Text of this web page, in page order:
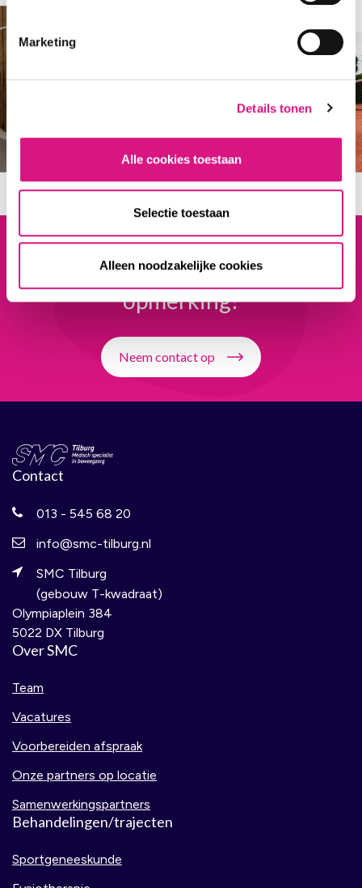
Marketing
Details tonen
Alle cookies toestaan
Selectie toestaan
Alleen noodzakelijke cookies
Wil je een afspraak makenof heb
je een anderevraag of
opmerking?
Neem contact op
Contact
013 - 545 68 20
info@smc-tilburg.nl
SMC Tilburg
(gebouw T-kwadraat)
Olympiaplein 384
5022 DX Tilburg
Over SMC
Team
Vacatures
Voorbereiden afspraak
Onze partners op locatie
Samenwerkingspartners
Behandelingen/trajecten
Sportgeneeskunde